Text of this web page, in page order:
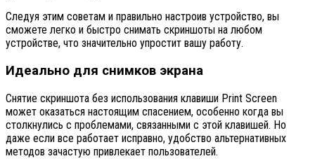
Следуя этим советам и правильно настроив устройство, вы
сможете легко и быстро снимать скриншоты на любом
устройстве, что значительно упростит вашу работу.
Идеально для снимков экрана
Снятие скриншота без использования клавиши Print Screen
может оказаться настоящим спасением, особенно когда вы
столкнулись с проблемами, связанными с этой клавишей. Но
даже если все работает исправно, удобство альтернативных
методов зачастую привлекает пользователей.